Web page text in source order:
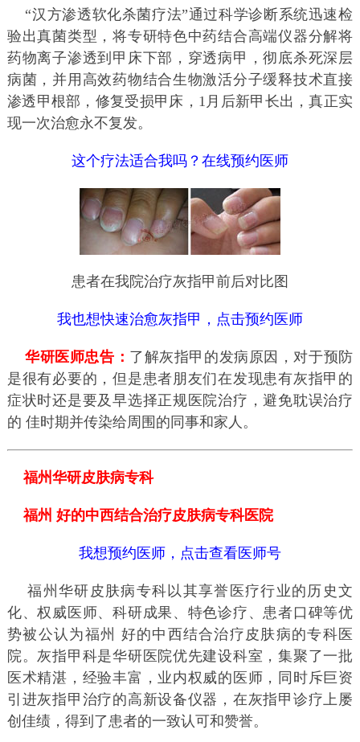
“汉方渗透软化杀菌疗法”通过科学诊断系统迅速检
验出真菌类型，将专研特色中药结合高端仪器分解将
药物离子渗透到甲床下部，穿透病甲，彻底杀死深层
病菌，并用高效药物结合生物激活分子缓释技术直接
渗透甲根部，修复受损甲床，1月后新甲长出，真正实
现一次治愈永不复发。
这个疗法适合我吗？在线预约医师
患者在我院治疗灰指甲前后对比图
我也想快速治愈灰指甲，点击预约医师
华研医师忠告： 了解灰指甲的发病原因，对于预防
是很有必要的，但是患者朋友们在发现患有灰指甲的
症状时还是要及早选择正规医院治疗，避免耽误治疗
的 佳时期并传染给周围的同事和家人。
福州华研皮肤病专科
福州 好的中西结合治疗皮肤病专科医院
我想预约医师，点击查看医师号
福州华研皮肤病专科以其享誉医疗行业的历史文
化、权威医师、科研成果、特色诊疗、患者口碑等优
势被公认为福州 好的中西结合治疗皮肤病的专科医
院。灰指甲科是华研医院优先建设科室，集聚了一批
医术精湛，经验丰富，业内权威的医师，同时斥巨资
引进灰指甲治疗的高新设备仪器，在灰指甲诊疗上屡
创佳绩，得到了患者的一致认可和赞誉。